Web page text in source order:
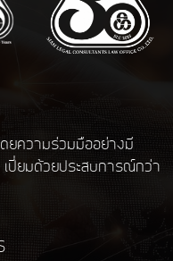
ยความร่วมมืออย่างมี
ปี่ยมด้วยประสบการณ์กว่า